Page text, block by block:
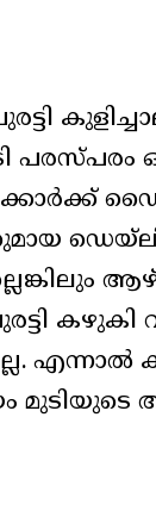
എന്നാല്‍
മുടിയുടെ